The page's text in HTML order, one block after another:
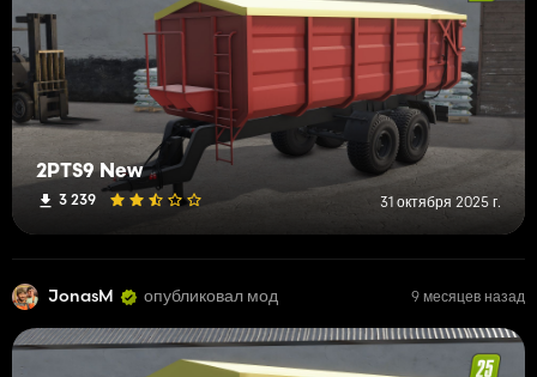
2PTS9 New
3 239 31 октября 2025 г.
JonasM опубликовал мод 9 месяцев назад